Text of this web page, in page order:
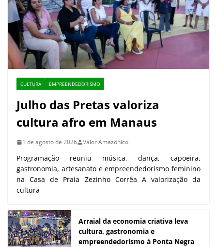
CULTURA EMPREENDEDORISMO
Julho das Pretas valoriza
cultura afro em Manaus
1 de agosto de 2026 Valor Amazônico
Programação reuniu música, dança, capoeira,
gastronomia, artesanato e empreendedorismo feminino
na Casa de Praia Zezinho Corrêa A valorização da
cultura
Arraial da economia criativa leva
cultura, gastronomia e
empreendedorismo à Ponta Negra